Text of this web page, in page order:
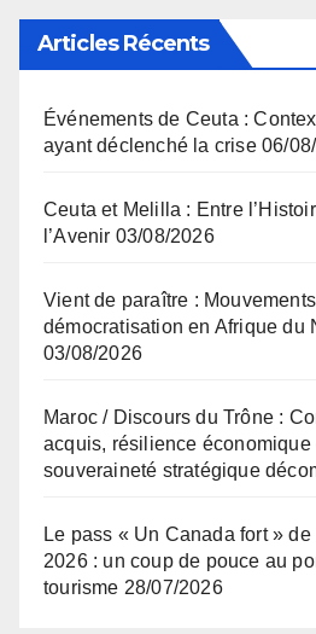
Articles Récents
Événements de Ceuta :
ayant déclenché la crise 06/
Ceuta et Melilla : Entre
l’Avenir 03/08/2026
Vient de paraître :
démocratisation en Afrique du
03/08/2026
Maroc / Discours du Trône :
acquis, résilience économique
souveraineté stratégique
Le pass « Un Canada fort » de
2026 : un coup de pouce au
tourisme 28/07/2026